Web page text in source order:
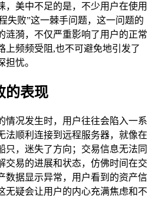
，美中不足的是，不少用户在使用
失败”这一棘手问题，这一问题的
涟漪，不仅严重影响了用户的正常
上频频受阻,也不可避免地引发了
担忧。
的表现
情况发生时，用户往往会陷入一系
法顺利连接到远程服务器，就像在
只，迷失了方向；交易信息无法同
交易的进展和状态，仿佛时间在交
数据显示异常，用户看到的资产信
无疑会让用户的内心充满焦虑和不